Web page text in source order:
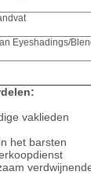
Eyeshadings/
vaklieden
het barsten